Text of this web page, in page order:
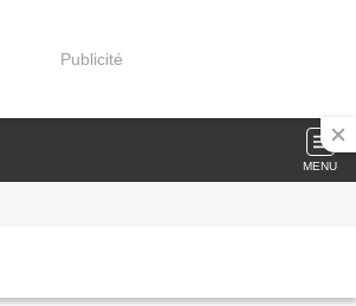
Publicité
MENU